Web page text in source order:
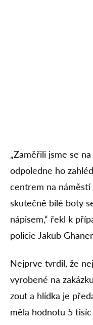
„Zaměřili jsme se
odpoledne ho
centrem na náměstí
skutečně bílé boty
nápisem,“ řekl k
policie Jakub
Nejprve tvrdil, že
vyrobené na
zout a hlídka je
měla hodnotu 5